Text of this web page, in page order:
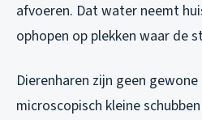
afvoeren. Dat water neemt
ophopen op plekken waar de
Dierenharen zijn geen
microscopisch kleine